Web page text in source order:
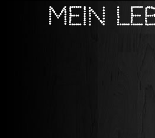
Mein